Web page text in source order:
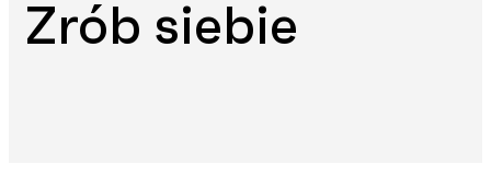
Zrób siebie